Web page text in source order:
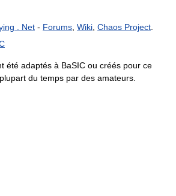
. Net - Forums Wiki Chaos Project
été adaptés à BaSIC ou créés pour ce
du temps par des amateurs.